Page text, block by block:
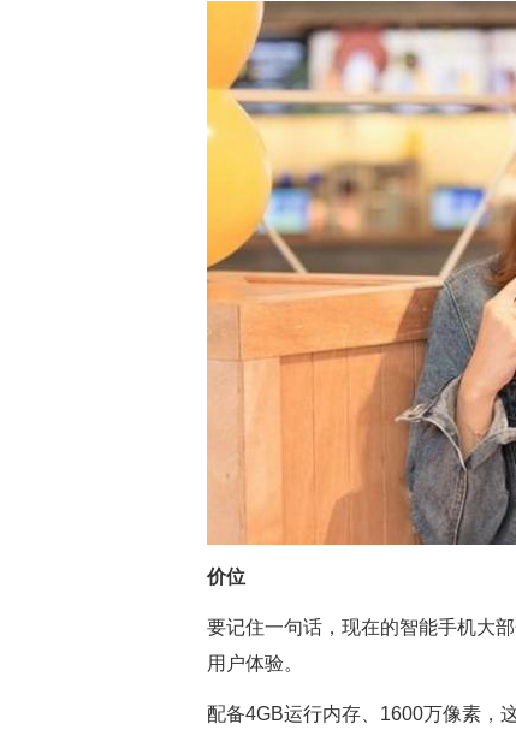
价位
要记住一句话，现在的智能手机大
用户体验。
配备4GB运行内存、1600万像素，